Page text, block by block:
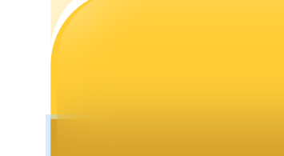
Launchpool
Staking flexible pour gagner des jetons populaires